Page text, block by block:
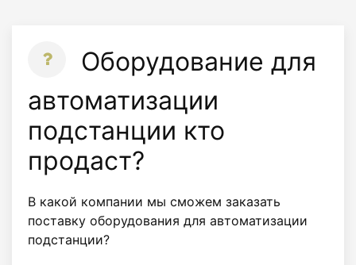
Оборудование для
автоматизации
подстанции кто
продаст?
В какой компании мы сможем заказать
поставку оборудования для автоматизации
подстанции?